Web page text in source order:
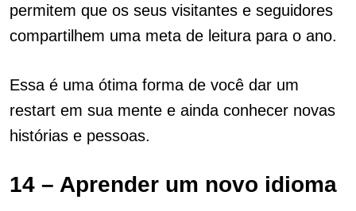
permitem que os seus visitantes e seguidores
compartilhem uma meta de leitura para o ano.
Essa é uma ótima forma de você dar um
restart em sua mente e ainda conhecer novas
histórias e pessoas.
14 – Aprender um novo idioma